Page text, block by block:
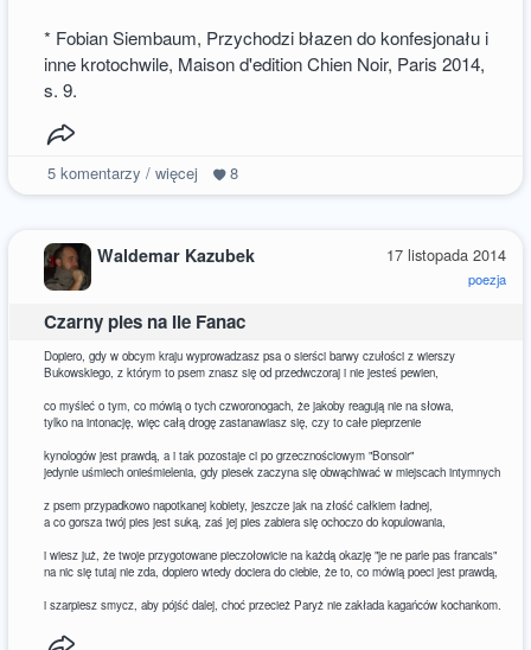
* Fobian Siembaum, Przychodzi błazen do konfesjonału i
inne krotochwile, Maison d'edition Chien Noir, Paris 2014,
s. 9.
5komentarzy / więcej 8
17 listopada 2014
poezja
Waldemar Kazubek
Czarny pies na Ile Fanac
Dopiero, gdy w obcym kraju wyprowadzasz psa o sierści barwy czułości z wierszy
Bukowskiego, z którym to psem znasz się od przedwczoraj i nie jesteś pewien,
co myśleć o tym, co mówią o tych czworonogach, że jakoby reagują nie na słowa,
tylko na intonację, więc całą drogę zastanawiasz się, czy to całe pieprzenie
kynologów jest prawdą, a i tak pozostaje ci po grzecznościowym "Bonsoir"
jedynie uśmiech onieśmielenia, gdy piesek zaczyna się obwąchiwać w miejscach intymnych
z psem przypadkowo napotkanej kobiety, jeszcze jak na złość całkiem ładnej,
a co gorsza twój pies jest suką, zaś jej pies zabiera się ochoczo do kopulowania,
i wiesz już, że twoje przygotowane pieczołowicie na każdą okazję "je ne parle pas francais"
na nic się tutaj nie zda, dopiero wtedy dociera do ciebie, że to, co mówią poeci jest prawdą,
i szarpiesz smycz, aby pójść dalej, choć przecież Paryż nie zakłada kagańców kochankom.